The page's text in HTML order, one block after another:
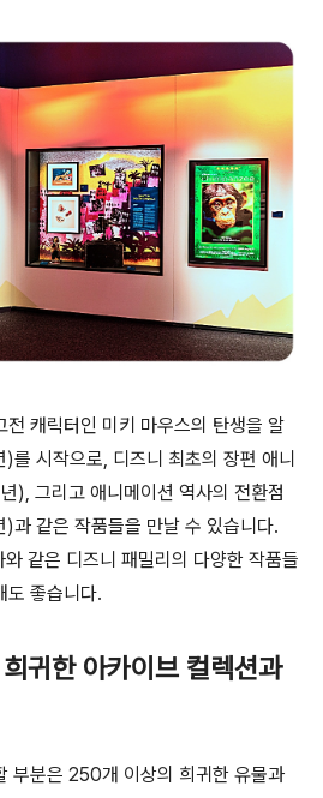
전 캐릭터인 미키 마우스의 탄생을 알
시작으로, 디즈니 최초의 장편 애니
), 그리고 애니메이션 역사의 전환점
과 같은 작품들을 만날 수 있습니다.
같은 디즈니 패밀리의 다양한 작품들
도 좋습니다.
귀한 아카이브 컬렉션과
부분은 250개 이상의 희귀한 유물과